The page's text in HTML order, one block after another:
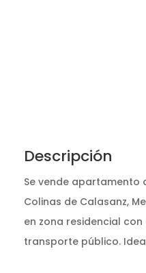
Descripción
Se vende apartamento
Colinas de Calasanz,
en zona residencial
transporte público.